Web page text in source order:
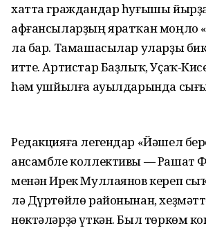
хатта граждандар һуғышы
афғансыларҙың яратҡан моңло
ла бар. Тамашасылар уларҙы
итте. Артистар Баҙлыҡ, Уҫаҡ-
hәм Ҡушйылға ауылдарында
Редакцияға легендар «Йәшел
ансамбле коллективы — Рашат
менән Ирек Муллаянов кереп
лә Дүртөйлө районынан,
нөктәләрҙә үткән. Был төркөм